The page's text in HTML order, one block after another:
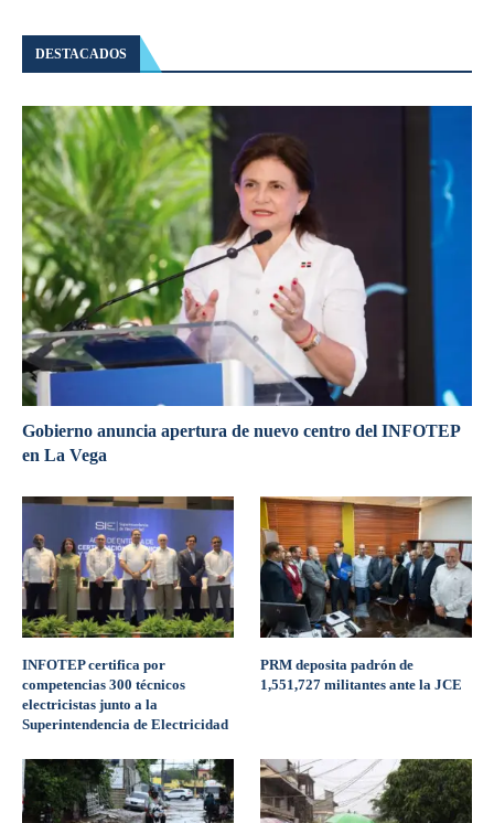
DESTACADOS
Gobierno anuncia apertura de nuevo centro del INFOTEP
en La Vega
INFOTEP certifica por
competencias 300 técnicos
electricistas junto a la
Superintendencia de Electricidad
PRM deposita padrón de
1,551,727 militantes ante la JCE